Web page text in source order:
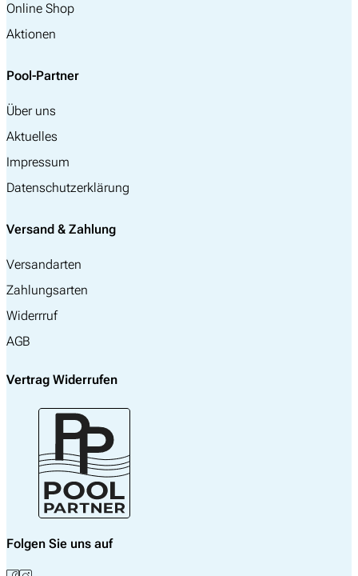
Online Shop
Aktionen
Pool-Partner
Über uns
Aktuelles
Impressum
Datenschutzerklärung
Versand & Zahlung
Versandarten
Zahlungsarten
Widerrruf
AGB
Vertrag Widerrufen
Folgen Sie uns auf